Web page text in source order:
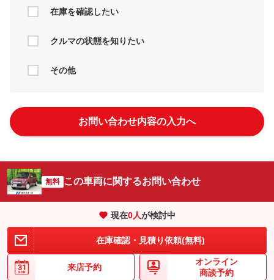
在庫を確認したい
クルマの状態を知りたい
その他
お問い合わせ内容の入力へ
無料 この車両に関するお問い合わせ
現在0人が検討中
在庫確認・見積り依頼(無料)
来店予約
オンライン
商談予約